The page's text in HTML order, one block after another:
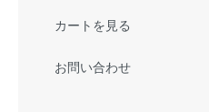
カートを見る
お問い合わせ